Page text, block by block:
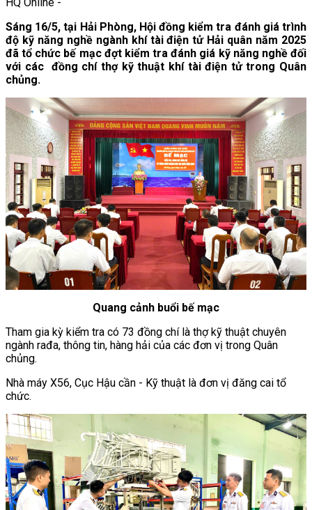
Sáng 16/5, tại Hải Phòng, Hội đồng kiểm tra đánh giá trình
độ kỹ năng nghề ngành khí tài điện tử Hải quân năm 2025
đã tổ chức bế mạc đợt kiểm tra đánh giá kỹ năng nghề đối
với các đồng chí thợ kỹ thuật khí tài điện tử trong Quân
chủng.
Quang cảnh buổi bế mạc
Tham gia kỳ kiểm tra có 73 đồng chí là thợ kỹ thuật chuyên
ngành rađa, thông tin, hàng hải của các đơn vị trong Quân
chủng.
Nhà máy X56, Cục Hậu cần - Kỹ thuật là đơn vị đăng cai tổ
chức.